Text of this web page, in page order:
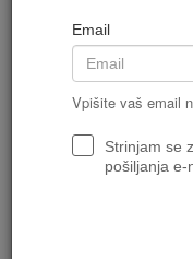
Email
Vpišite vaš email
Strinjam se
pošiljanja e-